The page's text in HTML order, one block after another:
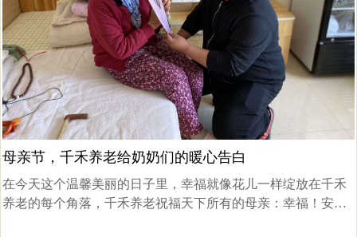
母亲节，千禾养老给奶奶们的暖心告白
在今天这个温馨美丽的日子里，幸福就像花儿一样绽放在千禾
养老的每个角落，千禾养老祝福天下所有的母亲：幸福！安